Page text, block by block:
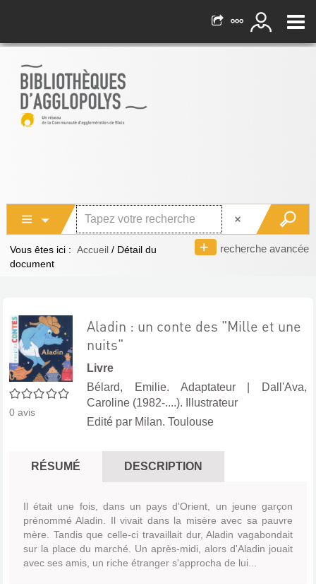
recherche avancée
Vous êtes ici : Accueil / Détail du
document
0/5
0 avis
Aladin : un conte des "Mille et une
nuits"
Livre
Bélard, Emilie. Adaptateur|
Dall'Ava,
Caroline (1982-....). Illustrateur
Edité par Milan. Toulouse
RÉSUMÉ DESCRIPTION
Il était une fois, dans un pays d'Orient, un jeune garçon
prénommé Aladin. Il vivait dans la misère avec sa pauvre
mère. Tandis que celle-ci travaillait dur, Aladin vagabondait
sur la place du marché. Un après-midi, alors d'Aladin jouait
avec ses amis, un riche étranger s'approcha de lui...